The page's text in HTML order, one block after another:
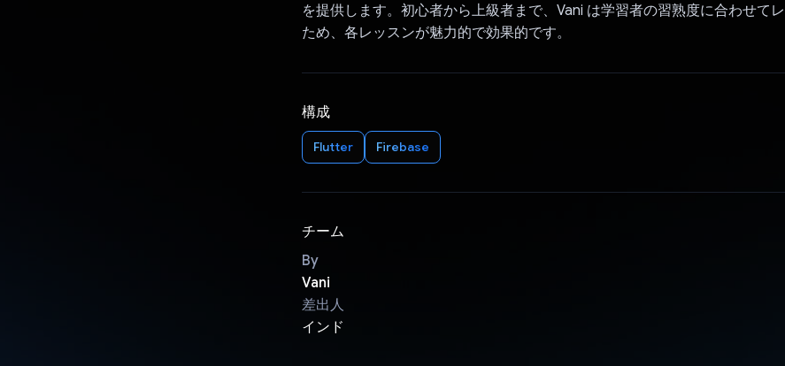
を提供します。初心者から上級者まで、Vani は学習者の習熟度に合わせて
ため、各レッスンが魅力的で効果的です。
構成
Flutter Firebase
チーム
By
Vani
差出人
インド